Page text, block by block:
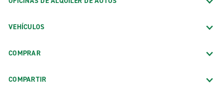
VEHÍCULOS
COMPRAR
COMPARTIR